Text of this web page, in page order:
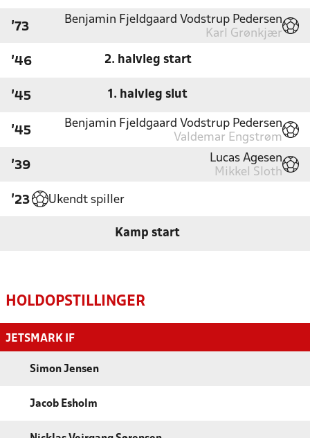
'73
Benjamin Fjeldgaard Vodstrup Pedersen
Karl Grønkjær
'46 2. halvleg start
'45 1. halvleg slut
'45
Benjamin Fjeldgaard Vodstrup Pedersen
Valdemar Engstrøm
'39
Lucas Agesen
Mikkel Sloth
'23 Ukendt spiller
Kamp start
HOLDOPSTILLINGER
JETSMARK IF
Simon Jensen
Jacob Esholm